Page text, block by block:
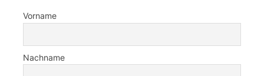
Vorname
Nachname